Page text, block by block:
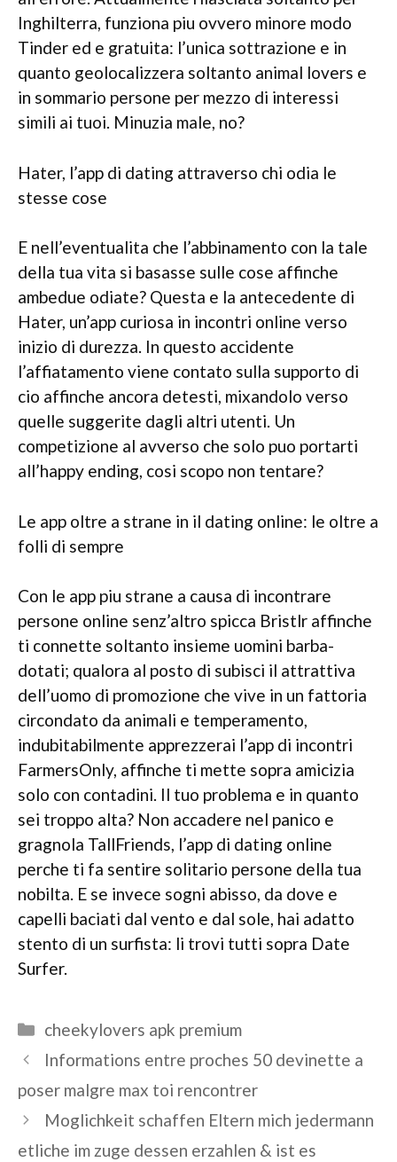
Inghilterra, funziona piu ovvero minore modo
Tinder ed e gratuita: l’unica sottrazione e in
quanto geolocalizzera soltanto animal lovers e
in sommario persone per mezzo di interessi
simili ai tuoi. Minuzia male, no?
Hater, l’app di dating attraverso chi odia le
stesse cose
E nell’eventualita che l’abbinamento con la tale
della tua vita si basasse sulle cose affinche
ambedue odiate? Questa e la antecedente di
Hater, un’app curiosa in incontri online verso
inizio di durezza. In questo accidente
l’affiatamento viene contato sulla supporto di
cio affinche ancora detesti, mixandolo verso
quelle suggerite dagli altri utenti. Un
competizione al avverso che solo puo portarti
all’happy ending, cosi scopo non tentare?
Le app oltre a strane in il dating online: le oltre a
folli di sempre
Con le app piu strane a causa di incontrare
persone online senz’altro spicca Bristlr affinche
ti connette soltanto insieme uomini barba-
dotati; qualora al posto di subisci il attrattiva
dell’uomo di promozione che vive in un fattoria
circondato da animali e temperamento,
indubitabilmente apprezzerai l’app di incontri
FarmersOnly, affinche ti mette sopra amicizia
solo con contadini. Il tuo problema e in quanto
sei troppo alta? Non accadere nel panico e
gragnola TallFriends, l’app di dating online
perche ti fa sentire solitario persone della tua
nobilta. E se invece sogni abisso, da dove e
capelli baciati dal vento e dal sole, hai adatto
stento di un surfista: li trovi tutti sopra Date
Surfer.
Categories
cheekylovers apk premium
Informations entre proches 50 devinette a
poser malgre max toi rencontrer
Moglichkeit schaffen Eltern mich jedermann
etliche im zuge dessen erzahlen & ist es